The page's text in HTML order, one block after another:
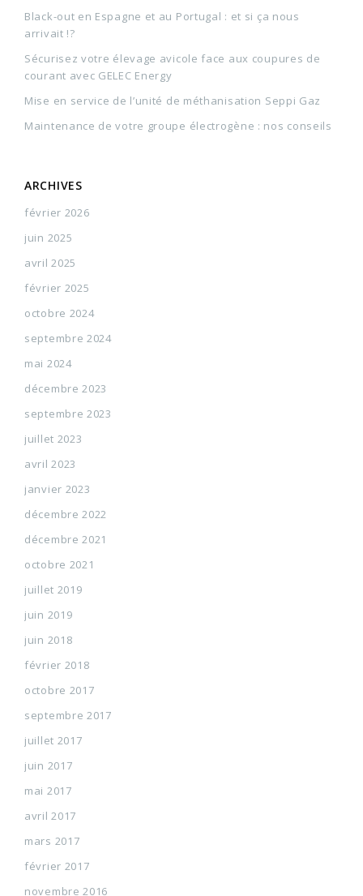
Black-out en Espagne et au Portugal : et si ça nous
arrivait !?
Sécurisez votre élevage avicole face aux coupures de
courant avec GELEC Energy
Mise en service de l’unité de méthanisation Seppi Gaz
Maintenance de votre groupe électrogène : nos conseils
ARCHIVES
février 2026
juin 2025
avril 2025
février 2025
octobre 2024
septembre 2024
mai 2024
décembre 2023
septembre 2023
juillet 2023
avril 2023
janvier 2023
décembre 2022
décembre 2021
octobre 2021
juillet 2019
juin 2019
juin 2018
février 2018
octobre 2017
septembre 2017
juillet 2017
juin 2017
mai 2017
avril 2017
mars 2017
février 2017
novembre 2016